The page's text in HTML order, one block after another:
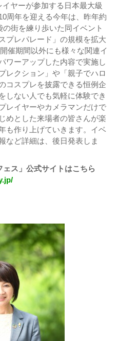
ヤーが参加する日本最大級
周年を迎える今年は、昨年約
街を練り歩いた同イベント
プレパレード」の規模を拡大
催期間以外にも様々な関連イ
ワーアップした内容で実施し
レクション」や「親子でハロ
コスプレを披露できる恒例企
しない人でも気軽に体験でき
レイヤーやカメラマンだけで
めとした来場者の皆さんが楽
も作り上げていきます。イベ
など詳細は、後日発表しま
ス」公式サイトはこちら